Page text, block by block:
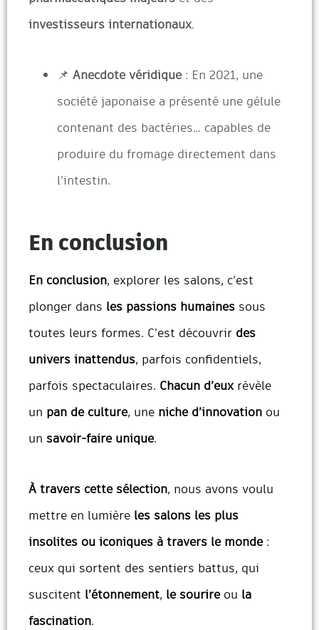
investisseurs internationaux.
📌 Anecdote véridique: En 2021, une
société japonaise a présenté une gélule
contenant des bactéries… capables de
produire du fromage directement dans
l’intestin.
En conclusion
En conclusion, explorer les salons, c’est
plonger dans les passions humaines sous
toutes leurs formes. C’est découvrir des
univers inattendus, parfois confidentiels,
parfois spectaculaires. Chacun d’eux révèle
un pan de culture, une niche d’innovation ou
un savoir-faire unique.
À travers cette sélection, nous avons voulu
mettre en lumière les salons les plus
insolites ou iconiques à travers le monde:
ceux qui sortent des sentiers battus, qui
suscitent l’étonnement, le sourireou la
fascination.